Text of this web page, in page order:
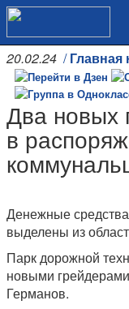
20.02.24 /Главная
Два новых
в
Денежные
выделены из
Парк дорожной
новыми
Германов.